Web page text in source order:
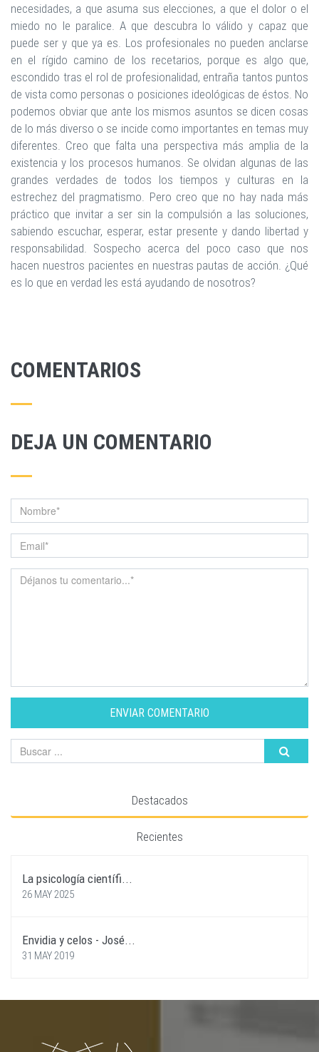
COMENTARIOS
DEJA UN COMENTARIO
ENVIAR COMENTARIO
Destacados
Recientes
La psicología científi...
26 MAY 2025
Envidia y celos - José...
31 MAY 2019